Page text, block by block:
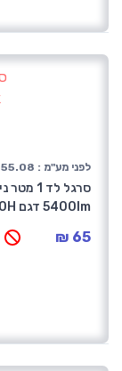
לפני מע"מ : 55.08 ₪
5400lm דגם 128692/840H
65 ₪